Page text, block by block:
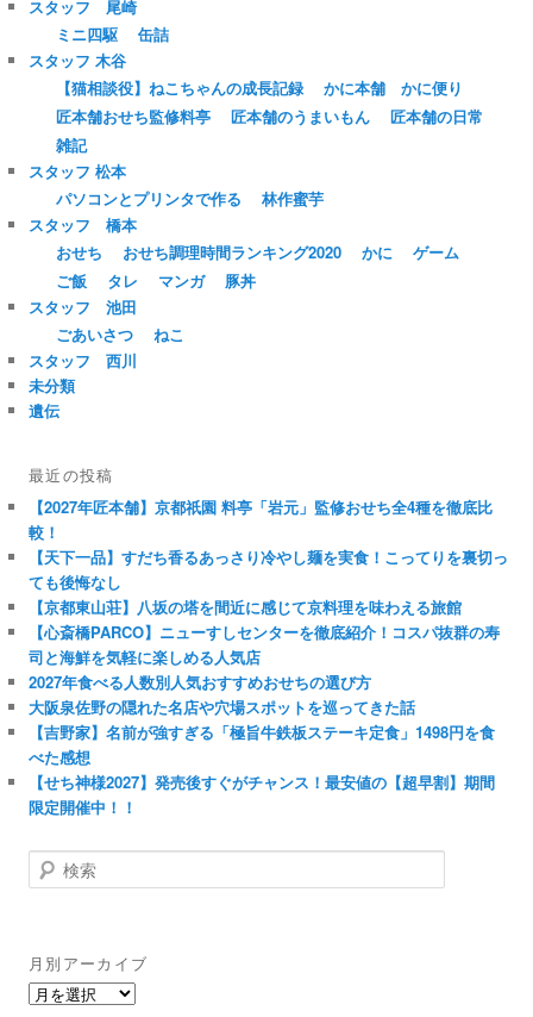
スタッフ 尾崎
ミニ四駆
缶詰
スタッフ 木谷
【猫相談役】ねこちゃんの成長記録
かに本舗 かに便り
匠本舗おせち監修料亭
匠本舗のうまいもん
匠本舗の日常
雑記
スタッフ 松本
パソコンとプリンタで作る
林作蜜芋
スタッフ 橋本
おせち
おせち調理時間ランキング2020 かに
ゲーム
ご飯
タレ マンガ
豚丼
スタッフ 池田
ごあいさつ
ねこ
スタッフ 西川
未分類
遺伝
最近の投稿
【2027年匠本舗】京都祇園 料亭「岩元」監修おせち全4種を徹底比
較！
【天下一品】すだち香るあっさり冷やし麺を実食！こってりを裏切っ
ても後悔なし
【京都東山荘】八坂の塔を間近に感じて京料理を味わえる旅館
【心斎橋PARCO】ニューすしセンターを徹底紹介！コスパ抜群の寿
司と海鮮を気軽に楽しめる人気店
2027年食べる人数別人気おすすめおせちの選び方
大阪泉佐野の隠れた名店や穴場スポットを巡ってきた話
【吉野家】名前が強すぎる「極旨牛鉄板ステーキ定食」1498円を食
べた感想
【せち神様2027】発売後すぐがチャンス！最安値の【超早割】期間
限定開催中！！
検
索
月別アーカイブ
月